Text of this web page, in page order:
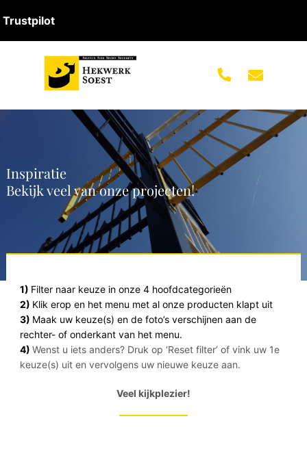
Trustpilot
Inspiratie
Bekijk veel van onze projecten!
1) Filter naar keuze in onze 4 hoofdcategorieën
2) Klik erop en het menu met al onze producten klapt uit
3) Maak uw keuze(s) en de foto’s verschijnen aan de
rechter- of onderkant van het menu.
4) Wenst u iets anders? Druk op ‘Reset filter’ of vink uw 1e
keuze(s) uit en vervolgens uw nieuwe keuze aan.
Veel kijkplezier!